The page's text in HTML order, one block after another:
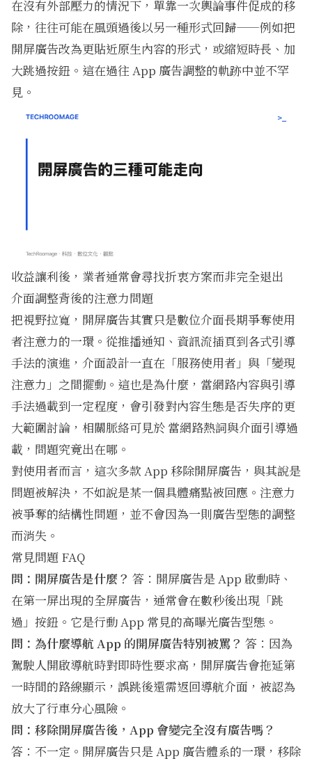
在沒有外部壓力的情況下，單靠一次輿論事件促成的移
除，往往可能在風頭過後以另一種形式回歸——例如把
開屏廣告改為更貼近原生內容的形式，或縮短時長、加
大跳過按鈕。這在過往 App 廣告調整的軌跡中並不罕
見。
收益讓利後，業者通常會尋找折衷方案而非完全退出
介面調整背後的注意力問題
把視野拉寬，開屏廣告其實只是數位介面長期爭奪使用
者注意力的一環。從推播通知、資訊流插頁到各式引導
手法的演進，介面設計一直在「服務使用者」與「變現
注意力」之間擺動。這也是為什麼，當網路內容與引導
手法過載到一定程度，會引發對內容生態是否失序的更
大範圍討論，相關脈絡可見於 當網路熱詞與介面引導過
載，問題究竟出在哪 。
對使用者而言，這次多款 App 移除開屏廣告，與其說是
問題被解決，不如說是某一個具體痛點被回應。注意力
被爭奪的結構性問題，並不會因為一則廣告型態的調整
而消失。
常見問題 FAQ
問：開屏廣告是什麼？ 答：開屏廣告是 App 啟動時、
在第一屏出現的全屏廣告，通常會在數秒後出現「跳
過」按鈕。它是行動 App 常見的高曝光廣告型態。
問：為什麼導航 App 的開屏廣告特別被罵？ 答：因為
駕駛人開啟導航時對即時性要求高，開屏廣告會拖延第
一時間的路線顯示，誤跳後還需返回導航介面，被認為
放大了行車分心風險。
問：移除開屏廣告後，App 會變完全沒有廣告嗎？
答：不一定。開屏廣告只是 App 廣告體系的一環，移除